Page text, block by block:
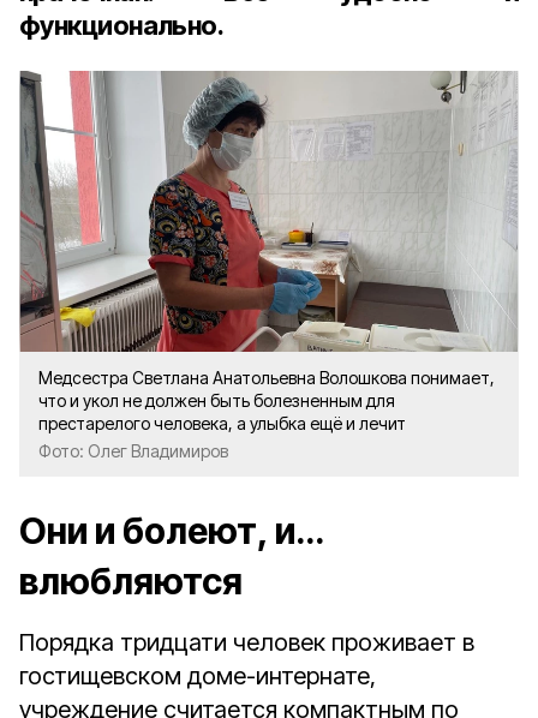
функционально.
Медсестра Светлана Анатольевна Волошкова понимает,
что и укол не должен быть болезненным для
престарелого человека, а улыбка ещё и лечит
Фото: Олег Владимиров
Они и болеют, и…
влюбляются
Порядка тридцати человек проживает в
гостищевском доме-интернате,
учреждение считается компактным по